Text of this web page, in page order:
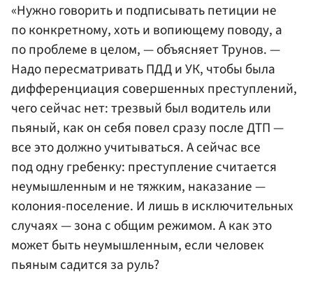
«Нужно говорить и подписывать петиции не
по конкретному, хоть и вопиющему поводу, а
по проблеме в целом, — объясняет Трунов. —
Надо пересматривать ПДД и УК, чтобы была
дифференциация совершенных преступлений,
чего сейчас нет: трезвый был водитель или
пьяный, как он себя повел сразу после ДТП —
все это должно учитываться. А сейчас все
под одну гребенку: преступление считается
неумышленным и не тяжким, наказание —
колония-поселение. И лишь в исключительных
случаях — зона с общим режимом. А как это
может быть неумышленным, если человек
пьяным садится за руль?